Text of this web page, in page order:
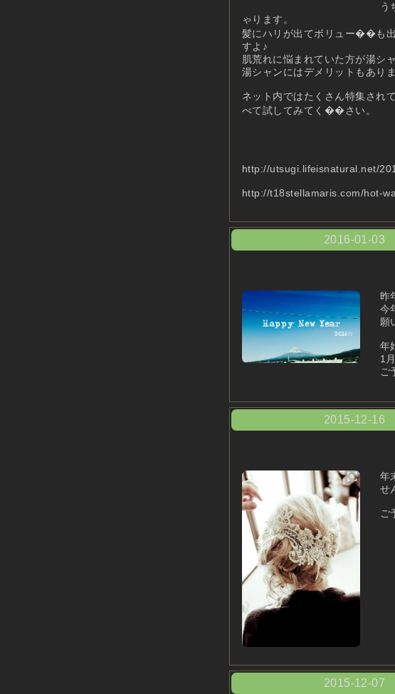
う
ゃります。
髪にハリが出てボリュー��も
すよ♪
肌荒れに悩まれていた方が湯シ
湯シャンにはデメリットもあり
ネット内ではたくさん特集され
べて試してみてく��さい。
http://utsugi.lifeisnatural.net/
http://t18stellamaris.com/hot-
2016-01-03
昨
今
願
年
1
ご
2015-12-16
年
せ
ご
2015-12-07